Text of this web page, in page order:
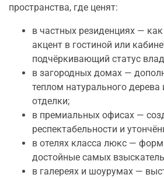
пространства, где ценят:
в частных резиденциях —
акцент в гостиной или
подчёркивающий статус
в загородных домах —
теплом натурального дерева
отделки;
в премиальных офисах —
респектабельности и
в отелях класса люкс —
достойные самых
в галереях и шоурумах —